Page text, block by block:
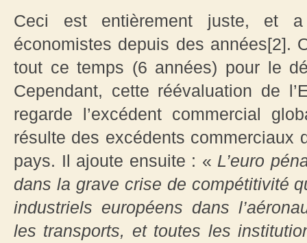
Ceci est entièrement juste, et
économistes depuis des années[2].
tout ce temps (6 années) pour le
Cependant, cette réévaluation de
regarde l’excédent commercial
résulte des excédents commerciaux
pays. Il ajoute ensuite : « L’euro
dans la grave crise de compétitivité
industriels européens dans
les transports, et toutes les